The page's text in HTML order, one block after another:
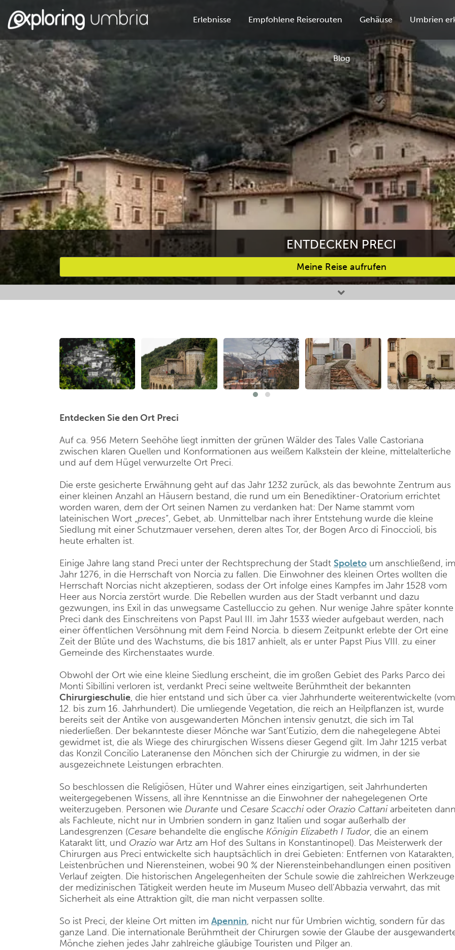
Erlebnisse Empfohlene Reiserouten Gehäuse Umbrien
Blog
ENTDECKEN PRECI
Meine Reise aufrufen
Bevorzugte Aktivitäten
Entdecken Sie den Ort Preci
Auf ca. 956 Metern Seehöhe liegt inmitten der grünen Wälder des Tales Valle Castoriana
zwischen klaren Quellen und Konformationen aus weißem Kalkstein der kleine, mittelalterliche
und auf dem Hügel verwurzelte Ort Preci.
Die erste gesicherte Erwähnung geht auf das Jahr 1232 zurück, als das bewohnte Zentrum aus
einer kleinen Anzahl an Häusern bestand, die rund um ein Benediktiner-Oratorium errichtet
worden waren, dem der Ort seinen Namen zu verdanken hat: Der Name stammt vom
lateinischen Wort „preces“, Gebet, ab. Unmittelbar nach ihrer Entstehung wurde die kleine
Siedlung mit einer Schutzmauer versehen, deren altes Tor, der Bogen Arco di Finoccioli, bis
heute erhalten ist.
Einige Jahre lang stand Preci unter der Rechtsprechung der Stadt Spoleto um anschließend, im
Jahr 1276, in die Herrschaft von Norcia zu fallen. Die Einwohner des kleinen Ortes wollten die
Herrschaft Norcias nicht akzeptieren, sodass der Ort infolge eines Kampfes im Jahr 1528 vom
Heer aus Norcia zerstört wurde. Die Rebellen wurden aus der Stadt verbannt und dazu
gezwungen, ins Exil in das unwegsame Castelluccio zu gehen. Nur wenige Jahre später konnte
Preci dank des Einschreitens von Papst Paul III. im Jahr 1533 wieder aufgebaut werden, nach
einer öffentlichen Versöhnung mit dem Feind Norcia. b diesem Zeitpunkt erlebte der Ort eine
Zeit der Blüte und des Wachstums, die bis 1817 anhielt, als er unter Papst Pius VIII. zu einer
Gemeinde des Kirchenstaates wurde.
Obwohl der Ort wie eine kleine Siedlung erscheint, die im großen Gebiet des Parks Parco dei
Monti Sibillini verloren ist, verdankt Preci seine weltweite Berühmtheit der bekannten
Chirurgieschulie, die hier entstand und sich über ca. vier Jahrhunderte weiterentwickelte (vom
12. bis zum 16. Jahrhundert). Die umliegende Vegetation, die reich an Heilpflanzen ist, wurde
bereits seit der Antike von ausgewanderten Mönchen intensiv genutzt, die sich im Tal
niederließen. Der bekannteste dieser Mönche war Sant’Eutizio, dem die nahegelegene Abtei
gewidmet ist, die als Wiege des chirurgischen Wissens dieser Gegend gilt. Im Jahr 1215 verbat
das Konzil Concilio Lateranense den Mönchen sich der Chirurgie zu widmen, in der sie
ausgezeichnete Leistungen erbrachten.
So beschlossen die Religiösen, Hüter und Wahrer eines einzigartigen, seit Jahrhunderten
weitergegebenen Wissens, all ihre Kenntnisse an die Einwohner der nahegelegenen Orte
weiterzugeben. Personen wie Durante und Cesare Scacchi oder Orazio Cattani arbeiteten dann
als Fachleute, nicht nur in Umbrien sondern in ganz Italien und sogar außerhalb der
Landesgrenzen (Cesare behandelte die englische Königin Elizabeth I Tudor, die an einem
Katarakt litt, und Orazio war Artz am Hof des Sultans in Konstantinopel). Das Meisterwerk der
Chirurgen aus Preci entwickelte sich hauptsächlich in drei Gebieten: Entfernen von Katarakten,
Leistenbrüchen und Nierensteinen, wobei 90 % der Nierensteinbehandlungen einen positiven
Verlauf zeigten. Die historischen Angelegenheiten der Schule sowie die zahlreichen Werkzeuge
der medizinischen Tätigkeit werden heute im Museum Museo dell’Abbazia verwahrt, das mit
Sicherheit als eine Attraktion gilt, die man nicht verpassen sollte.
So ist Preci, der kleine Ort mitten im Apennin, nicht nur für Umbrien wichtig, sondern für das
ganze Land. Die internationale Berühmtheit der Chirurgen sowie der Glaube der
Mönche ziehen jedes Jahr zahlreiche gläubige Touristen und Pilger an.